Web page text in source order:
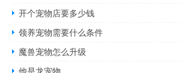
开个宠物店要多少钱
领养宠物需要什么条件
魔兽宠物怎么升级
他是龙宠物